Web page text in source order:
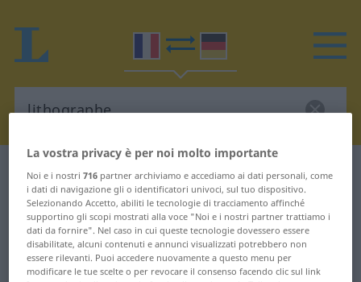
Dizionario Francese-Tedesco lithographe
Traduzione Francese-Tedesco per
"lithographe"
"lithographe" traduzione Tedesco
La vostra privacy è per noi molto importante
Noi e i nostri716 partner archiviamo e accediamo ai dati personali, come
i dati di navigazione gli o identificatori univoci, sul tuo dispositivo.
Selezionando Accetto, abiliti le tecnologie di tracciamento affinché
supportino gli scopi mostrati alla voce "Noi e i nostri partner trattiamo i
dati da fornire". Nel caso in cui queste tecnologie dovessero essere
disabilitate, alcuni contenuti e annunci visualizzati potrebbero non
essere rilevanti. Puoi accedere nuovamente a questo menu per
modificare le tue scelte o per revocare il consenso facendo clic sul link